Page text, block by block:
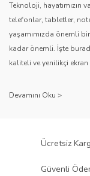
Teknoloji, hayatımızın
telefonlar, tabletler,
yaşamımızda önemli
kadar önemli. İşte
kaliteli ve yenilikçi ekran
sağlıyor.
Engo ekran koruyucuları
ürününü titiz bir kalite
Ücretsiz
Güvenli